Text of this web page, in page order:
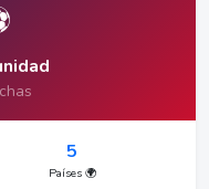
5
Países 🌍